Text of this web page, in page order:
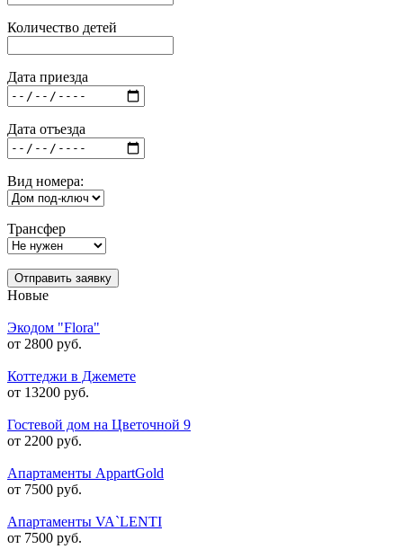
Количество детей
Дата приезда
Дата отъезда
Вид номера:
Трансфер
Отправить заявку
Новые
Экодом "Flora"
от 2800 руб.
Коттеджи в Джемете
от 13200 руб.
Гостевой дом на Цветочной 9
от 2200 руб.
Апартаменты AppartGold
от 7500 руб.
Апартаменты VA`LENTI
от 7500 руб.